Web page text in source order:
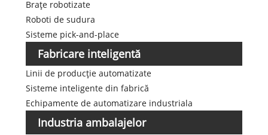
Brațe robotizate
Roboti de sudura
Sisteme pick-and-place
Fabricare inteligentă
Linii de producție automatizate
Sisteme inteligente din fabrică
Echipamente de automatizare industriala
Industria ambalajelor